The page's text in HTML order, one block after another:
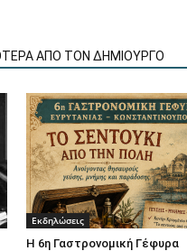
ΑΠΟ ΤΟΝ ΔΗΜΙΟΥΡΓΟ
Εκδηλώσεις
Η 6η Γαστρονομική Γέφυρα